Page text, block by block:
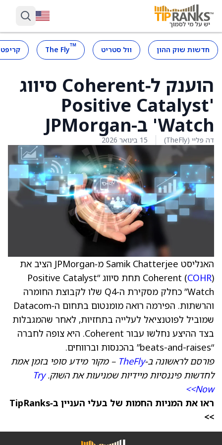
חדשות שוק ההון וול סטריט ™
The Fly
הוענק ל‑Coherent סיווג
'Positive Catalyst
Watch' ב-JPMorgan
דה פליי (TheFly) 15 בינואר 2026
האנליסט Samik Chatterjee מ‑JPMorgan הציב את
Coherent (COHR
) תחת סיווג “Positive Catalyst
Watch” כחלק מסקירת ה‑Q4 שלו לקבוצת החומרה
והרשתות. הפירמה רואה מומנטום בתחום ה‑Datacom
שמוביל לפוטנציאל לעלייה בתחזיות, לאחר שהמגבלות
בצד ההיצע נחלשו עבור Coherent. היא צופה לחברה
“beats-and-raises” בהכנסות וברווחים.
פורסם לראשונה ב‑TheFly – מקור מידע סופי בזמן אמת
לחדשות פיננסיות מיידיות שמניעות את השוק.Try
Now>>
ראו את המניות החמות של בעלי העניין ב‑TipRanks
>>